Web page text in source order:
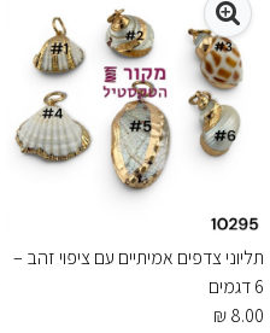
תליוני צדפים אמיתיים עם ציפוי זהב –
6 דגמים
8.00 ₪